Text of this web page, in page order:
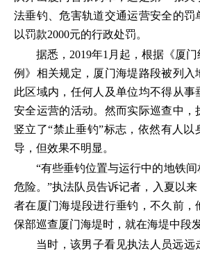
法垂钓、危害轨道交通运营安全的罚
以罚款2000元的行政处罚。
据悉，2019年1月起，根据《厦
例》相关规定，厦门海堤路段被列入
此区域内，任何人及单位均不得从事
安全运营的活动。然而实际巡查中，
竖立了“禁止垂钓”标志，依然有人以
导，但效果不明显。
“有些垂钓位置与运行中的地铁
危险。”执法队员告诉记者，入夏以
者在厦门海堤段进行垂钓，不久前，
保部巡查厦门海堤时，就在海堤中段
当时，该男子看见执法人员远远